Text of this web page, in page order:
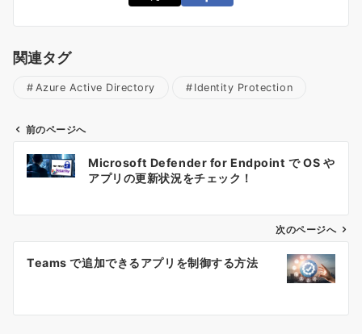
関連タグ
Azure Active Directory Identity Protection
ン
前のページへ
Microsoft Defender for Endpoint で OS や
アプリの更新状況をチェック！
次のページへ
Teams で追加できるアプリを制御する方法